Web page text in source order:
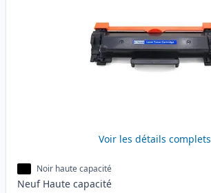
Voir les détails complets
Noir haute capacité
Neuf Haute capacité